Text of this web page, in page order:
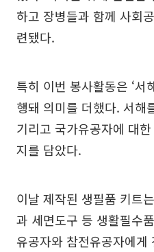
하고 장병들과 함께 사회
련됐다.
특히 이번 봉사활동은 ‘서
행돼 의미를 더했다. 서해
기리고 국가유공자에 대
지를 담았다.
이날 제작된 생필품 키트
과 세면도구 등 생활필수
유공자와 참전유공자에게